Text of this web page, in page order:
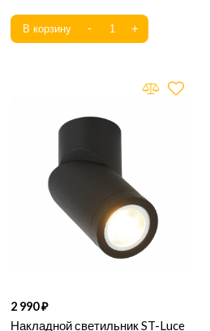
2 990
Накладной светильник ST-Luce